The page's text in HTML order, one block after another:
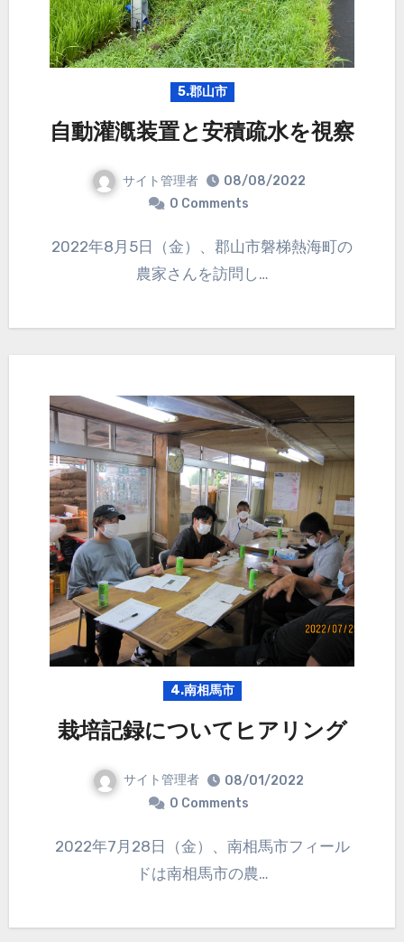
5.郡山市
自動灌漑装置と安積疏水を視察
サイト管理者
08/08/2022
0 Comments
2022年8月5日（金）、郡山市磐梯熱海町の
農家さんを訪問し…
4.南相馬市
栽培記録についてヒアリング
サイト管理者
08/01/2022
0 Comments
2022年7月28日（金）、南相馬市フィール
ドは南相馬市の農…